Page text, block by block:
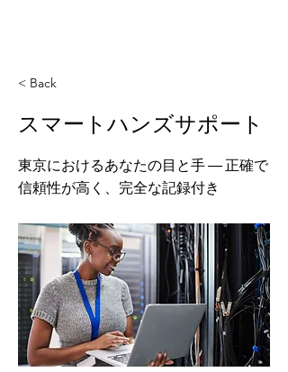
< Back
スマートハンズサポート
東京におけるあなたの目と手 ― 正確で
信頼性が高く、完全な記録付き